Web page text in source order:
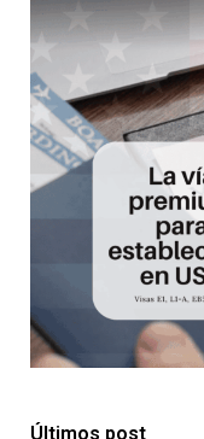
Últimos post